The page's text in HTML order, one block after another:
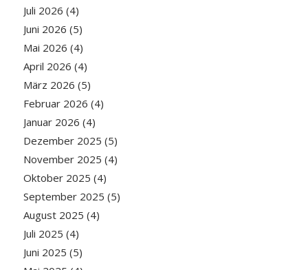
Juli 2026 (4)
Juni 2026 (5)
Mai 2026 (4)
April 2026 (4)
März 2026 (5)
Februar 2026 (4)
Januar 2026 (4)
Dezember 2025 (5)
November 2025 (4)
Oktober 2025 (4)
September 2025 (5)
August 2025 (4)
Juli 2025 (4)
Juni 2025 (5)